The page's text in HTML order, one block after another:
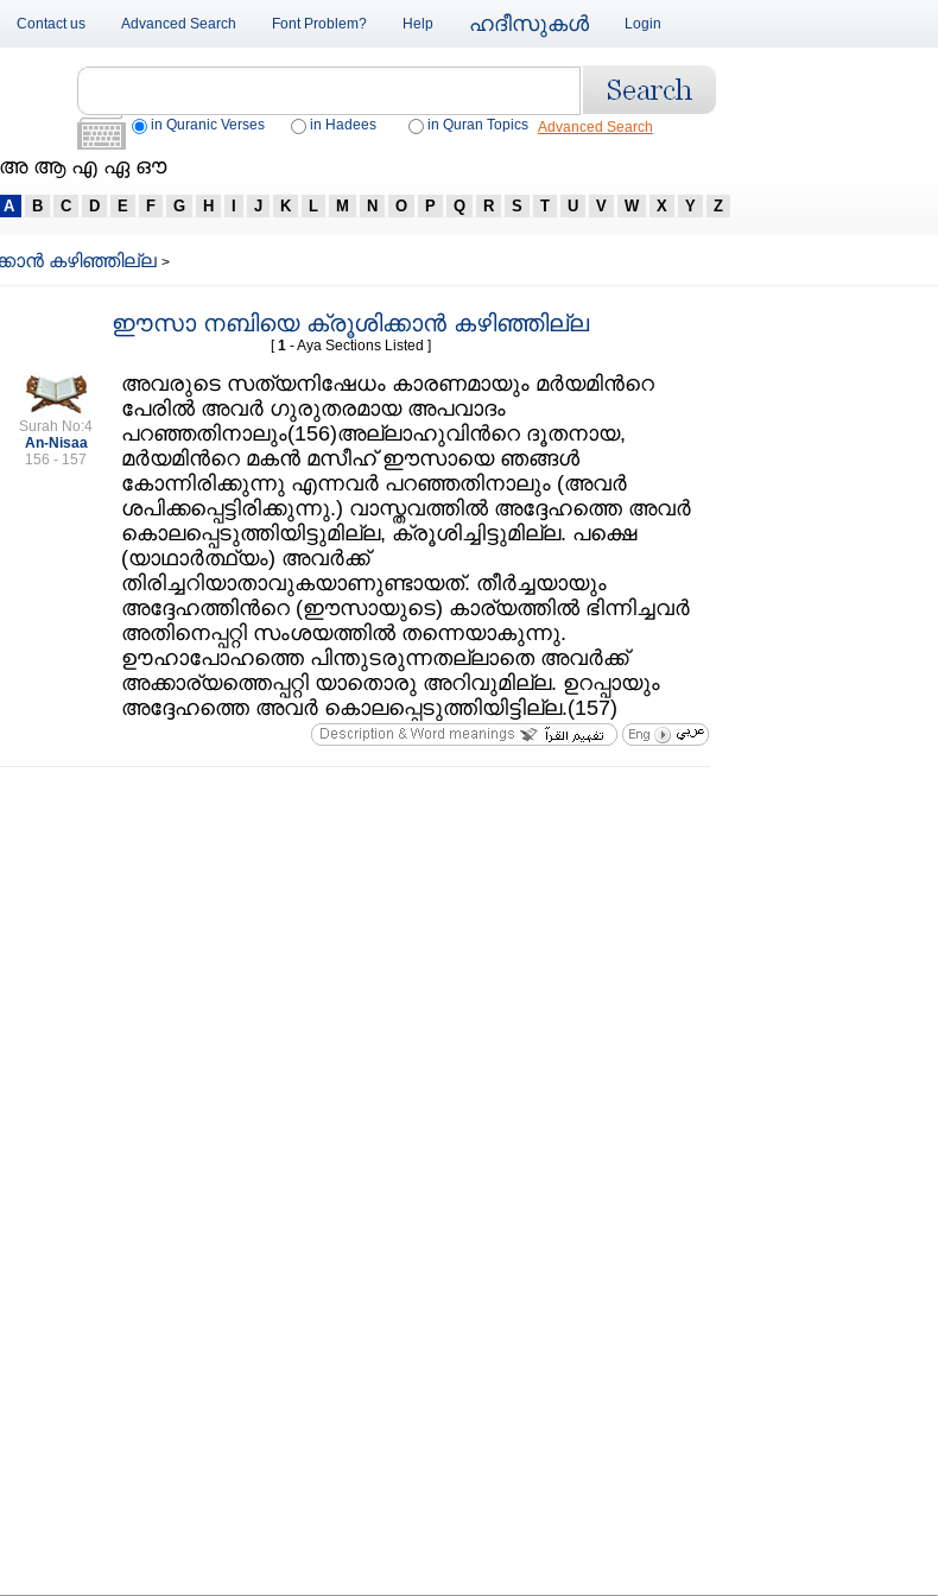
Contact us Advanced Search Font Problem? Help ഹദീസുകള്‍ Login
in Quranic Verses in Hadees in Quran Topics Advanced Search
അ ആ എ ഏ ഔ
A B C D E F G H J K L M N O P Q R S T U V W X Y Z
കഴിഞ്ഞില്ല >
ഈസാ നബിയെ ക്രൂശിക്കാന്‍ കഴിഞ്ഞില്ല
[1- Aya Sections Listed ]
Surah No:4
An-Nisaa
156 - 157
അവരുടെ സത്യനിഷേധം കാരണമായും മര്‍യമിന്‍റെ
പേരില്‍ അവര്‍ ഗുരുതരമായ അപവാദം
പറഞ്ഞതിനാലും(156)അല്ലാഹുവിന്‍റെ ദൂതനായ,
മര്‍യമിന്‍റെ മകന്‍ മസീഹ്‌ ഈസായെ ഞങ്ങള്‍
കോന്നിരിക്കുന്നു എന്നവര്‍ പറഞ്ഞതിനാലും (അവര്‍
ശപിക്കപ്പെട്ടിരിക്കുന്നു.) വാസ്തവത്തില്‍ അദ്ദേഹത്തെ അവര്‍
കൊലപ്പെടുത്തിയിട്ടുമില്ല, ക്രൂശിച്ചിട്ടുമില്ല. പക്ഷെ
(യാഥാര്‍ത്ഥ്യം) അവര്‍ക്ക്‌
തിരിച്ചറിയാതാവുകയാണുണ്ടായത്‌. തീര്‍ച്ചയായും
അദ്ദേഹത്തിന്‍റെ (ഈസായുടെ) കാര്യത്തില്‍ ഭിന്നിച്ചവര്‍
അതിനെപ്പറ്റി സംശയത്തില്‍ തന്നെയാകുന്നു.
ഊഹാപോഹത്തെ പിന്തുടരുന്നതല്ലാതെ അവര്‍ക്ക്‌
അക്കാര്യത്തെപ്പറ്റി യാതൊരു അറിവുമില്ല. ഉറപ്പായും
അദ്ദേഹത്തെ അവര്‍ കൊലപ്പെടുത്തിയിട്ടില്ല.(157)